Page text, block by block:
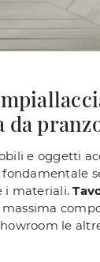
da
e oggetti
i materiali.
le